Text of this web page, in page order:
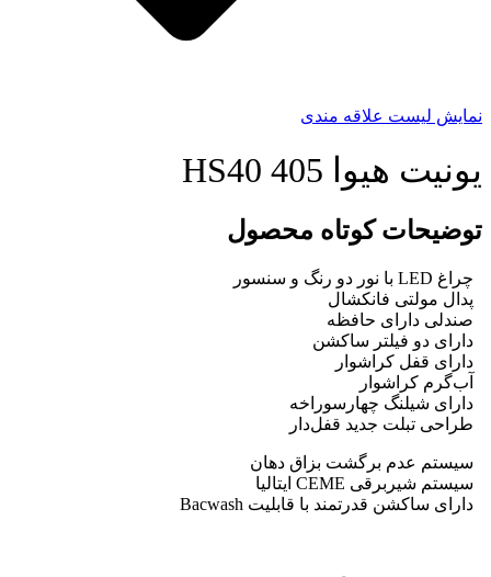
نمایش لیست علاقه مندی
یونیت هیوا 405 HS40
توضیحات کوتاه محصول
چراغ LED با نور دو رنگ و سنسور
پدال مولتی فانکشال
صندلی دارای حافظه
دارای دو فیلتر ساکشن
دارای قفل کراشوار
آب‌گرم کراشوار
دارای شیلنگ چهارسوراخه
طراحی تبلت جدید قفل‌‌دار
سیستم عدم برگشت بزاق دهان
سیستم شیربرقی CEME ایتالیا
دارای ساکشن قدرتمند با قابلیت Bacwash